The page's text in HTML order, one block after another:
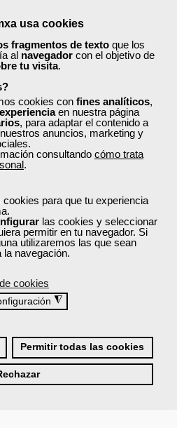
usa cookies
fragmentos de texto que los
al navegador con el objetivo de
tu visita.
cookies con fines analíticos,
en nuestra página
, para adaptar el contenido a
anuncios, marketing y
consultando cómo trata
.
cookies para que tu experiencia
las cookies y seleccionar
permitir en tu navegador. Si
utilizaremos las que sean
la navegación.
cookies
◮
Permitir todas las cookies
de la
en Femxa cuando se
desde el SEPE?
aspecto diferencial de
son prácticos y tienen
alumno una vez
al finalizar un curso